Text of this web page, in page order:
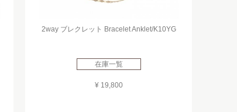
2way ブレクレット Bracelet Anklet/K10YG
在庫一覧
¥ 19,800